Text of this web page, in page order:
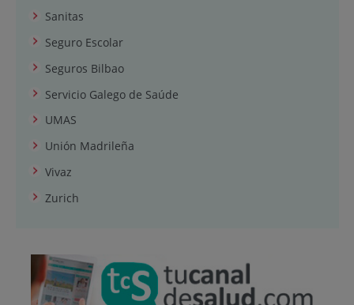
Sanitas
Seguro Escolar
Seguros Bilbao
Servicio Galego de Saúde
UMAS
Unión Madrileña
Vivaz
Zurich